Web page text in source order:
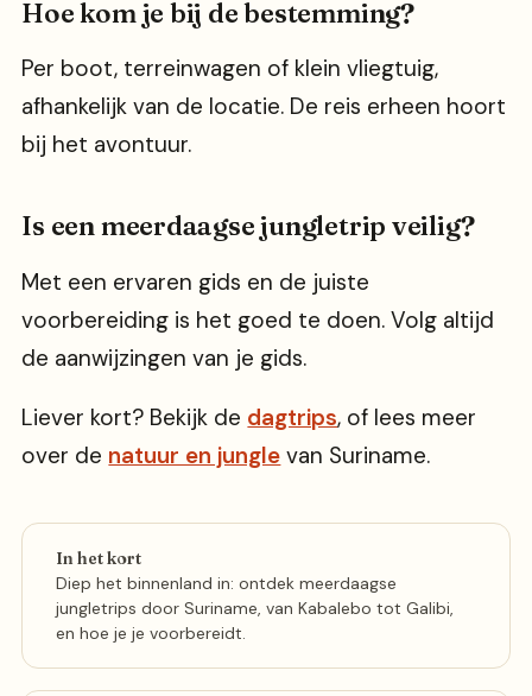
Hoe kom je bij de bestemming?
Per boot, terreinwagen of klein vliegtuig,
afhankelijk van de locatie. De reis erheen hoort
bij het avontuur.
Is een meerdaagse jungletrip veilig?
Met een ervaren gids en de juiste
voorbereiding is het goed te doen. Volg altijd
de aanwijzingen van je gids.
Liever kort? Bekijk de dagtrips, of lees meer
over de natuur en jungle van Suriname.
In het kort
Diep het binnenland in: ontdek meerdaagse
jungletrips door Suriname, van Kabalebo tot Galibi,
en hoe je je voorbereidt.